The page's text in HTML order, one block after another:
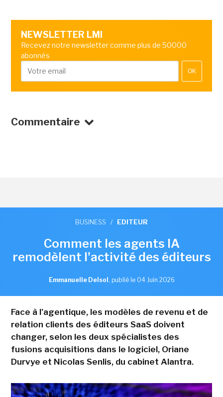
NEWSLETTER LMI
Recevez notre newsletter comme plus de 50000
abonnés
OK
Commentaire
BUSINESS / EDITEUR
Comment les agents IA
remodèlent l'activité des éditeurs
Emmanuelle Delsol , publié le 04 Juin 2026
Face à l'agentique, les modèles de revenu et de
relation clients des éditeurs SaaS doivent
changer, selon les deux spécialistes des
fusions acquisitions dans le logiciel, Oriane
Durvye et Nicolas Senlis, du cabinet Alantra.